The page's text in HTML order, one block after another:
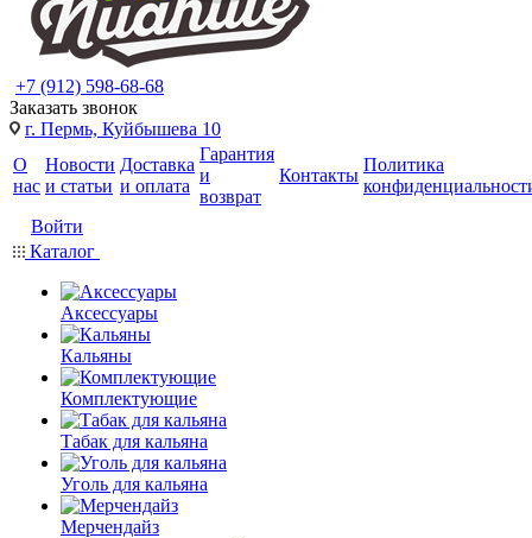
+7 (912) 598-68-68
Заказать звонок
г. Пермь, Куйбышева 10
О
нас
Новости
и статьи
Доставка
и оплата
Гарантия
и
возврат
Контакты
Политика
Войти
Каталог
Аксессуары
Кальяны
Комплектующие
Табак для кальяна
Уголь для кальяна
Мерчендайз